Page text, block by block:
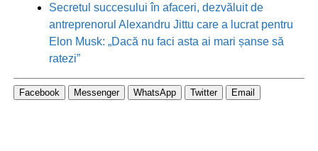
Secretul succesului în afaceri, dezvăluit de
antreprenorul Alexandru Jittu care a lucrat pentru
Elon Musk: „Dacă nu faci asta ai mari șanse să
ratezi”
Facebook Messenger WhatsApp Twitter Email